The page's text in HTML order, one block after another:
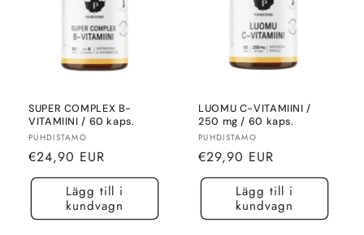
SUPER COMPLEX B-
VITAMIINI / 60 kaps.
Säljare:
PUHDISTAMO
Normalt
pris
€24,90 EUR
Lägg till i
kundvagn
LUOMU C-VITAMIINI /
250 mg / 60 kaps.
Säljare:
PUHDISTAMO
Normalt
pris
€29,90 EUR
Lägg till i
kundvagn